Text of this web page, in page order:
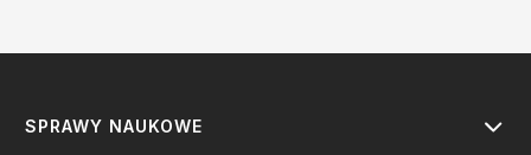
SPRAWY NAUKOWE